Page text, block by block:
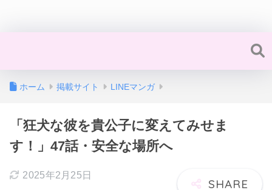
ホーム 掲載サイト LINEマンガ
「狂犬な彼を貴公子に変えてみせま
す！」47話・安全な場所へ
2025年2月25日